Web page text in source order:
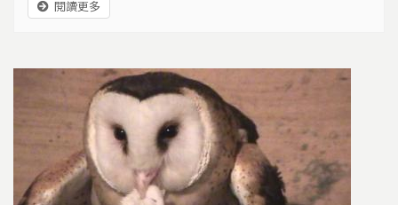
復育下，族群數量日漸增多，但是野外族群，仍然存在
閱讀更多